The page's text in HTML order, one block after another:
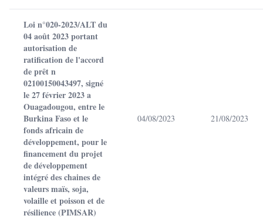
Loi n°020-2023/ALT du
04 août 2023 portant
autorisation de
ratification de l'accord
de prêt n
02100150043497, signé
le 27 février 2023 a
Ouagadougou, entre le
Burkina Faso et le
fonds africain de
développement, pour le
financement du projet
de développement
intégré des chaines de
valeurs maïs, soja,
volaille et poisson et de
résilience (PIMSAR)
04/08/2023 21/08/2023